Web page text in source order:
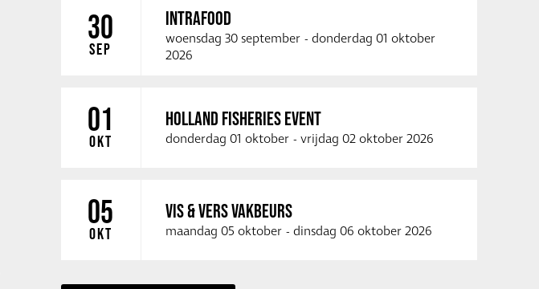
30
SEP
INTRAFOOD
woensdag 30 september - donderdag 01 oktober
2026
01
OKT
HOLLAND FISHERIES EVENT
donderdag 01 oktober - vrijdag 02 oktober 2026
05
OKT
VIS & VERS VAKBEURS
maandag 05 oktober - dinsdag 06 oktober 2026